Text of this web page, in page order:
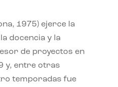
1975) ejerce la
docencia y la
de proyectos en
y, entre otras
temporadas fue